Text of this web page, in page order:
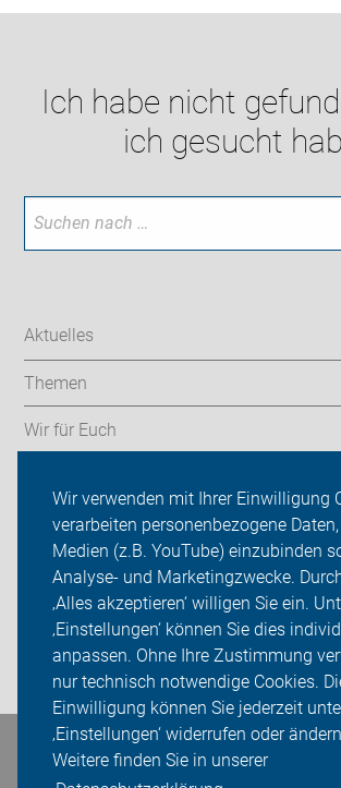
Wir verwenden mit Ihrer Einwilligung
verarbeiten personenbezogene
Medien (z.B. YouTube) einzubinden
Analyse- und Marketingzwecke.
‚Alles akzeptieren‘ willigen Sie ein.
‚Einstellungen‘ können Sie dies
anpassen. Ohne Ihre Zustimmung
nur technisch notwendige Cookies.
Einwilligung können Sie jederzeit
‚Einstellungen‘ widerrufen oder
Weitere finden Sie in unserer
Ich habe nicht
ich gesucht
Aktuelles
Themen
Wir für Euch
ADFC Rosenheim
Sei dabei
Presse
Login
Bleiben Sie in Kontakt